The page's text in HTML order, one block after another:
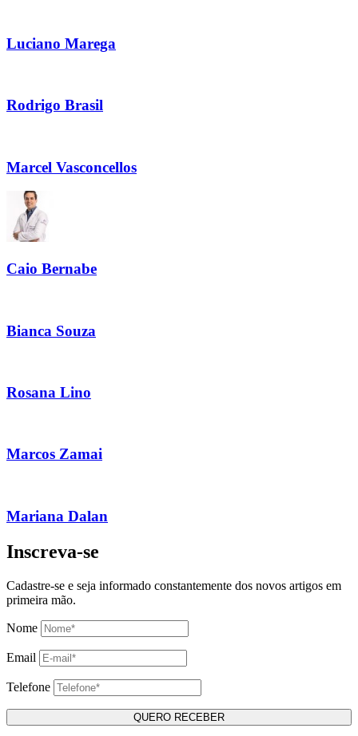
Luciano Marega
Rodrigo Brasil
Marcel Vasconcellos
Caio Bernabe
Bianca Souza
Rosana Lino
Marcos Zamai
Mariana Dalan
Inscreva-se
Cadastre-se e seja informado constantemente dos novos artigos em
primeira mão.
Nome
Email
Telefone